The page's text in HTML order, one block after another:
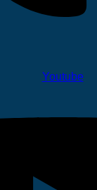
Youtube